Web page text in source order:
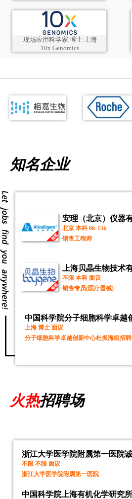
现场应用科学家 博士 上海
10x Genomics
知名企业
安理（北京）仪器
北京 本科 6k-15k
销售工程师
上海贝晶生物技术
不限 本科 面议
销售专员(医疗器械)
上海 博士 面议
火热招聘场
浙江大学医学院附属第一医院
不限 不限 面议
浙江大学医学院附属第一医院